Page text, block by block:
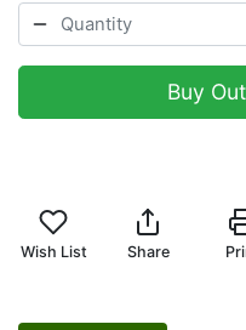
Buy Out
Wish List Share